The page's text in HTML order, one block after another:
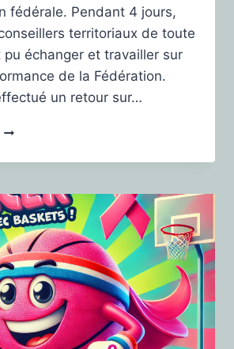
fédérale. Pendant 4 jours,
territoriaux de toute
pu échanger et travailler sur
de la Fédération.
un retour sur…